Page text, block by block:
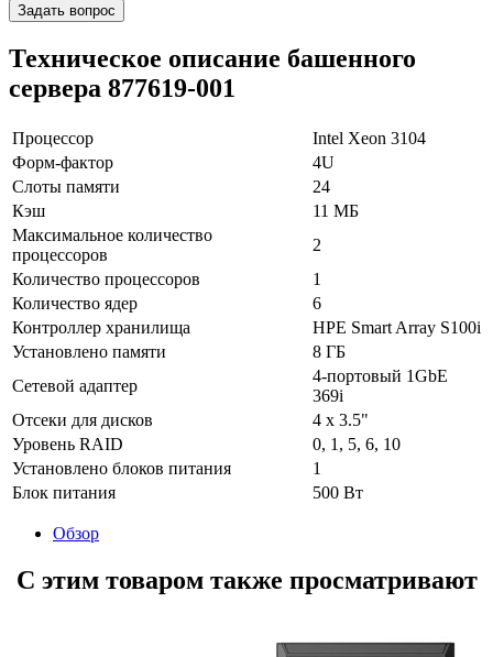
Оплата и доставка
Задать вопрос
Техническое описание башенного
сервера 877619-001
Процессор
Intel Xeon 3104
Форм-фактор
4U
Слоты памяти
24
Кэш
11 МБ
Максимальное количество
процессоров
2
Количество процессоров
1
Количество ядер
6
Контроллер хранилища
HPE Smart Array S100i
Установлено памяти
8 ГБ
Сетевой адаптер
4-портовый 1GbE
369i
Отсеки для дисков
4 x 3.5"
Уровень RAID
0, 1, 5, 6, 10
Установлено блоков питания
1
Блок питания
500 Вт
Обзор
С этим товаром также просматривают